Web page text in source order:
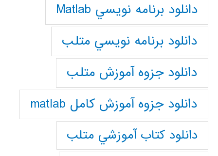
دانلود برنامه نويسي Matlab
دانلود برنامه نويسي متلب
دانلود جزوه آموزش متلب
دانلود جزوه آموزش کامل matlab
دانلود كتاب آموزشي متلب